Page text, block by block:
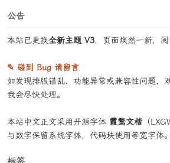
公告
本站已更换全新主题 V3，页面焕然一新，阅
✎ 碰到 Bug 请留言
如发现排版错乱、功能异常或兼容性问题，
我会尽快处理。
本站中文正文采用开源字体 霞鹜文楷 （
与数字保留系统字体，代码块使用等宽字体。